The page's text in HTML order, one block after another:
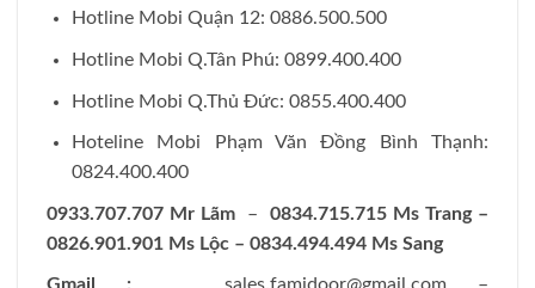
Hotline Mobi Quận 12: 0886.500.500
Hotline Mobi Q.Tân Phú: 0899.400.400
Hotline Mobi Q.Thủ Đức: 0855.400.400
Hoteline Mobi Phạm Văn Đồng Bình Thạnh:
0824.400.400
0933.707.707 Mr Lãm – 0834.715.715 Ms Trang –
0826.901.901 Ms Lộc – 0834.494.494 Ms Sang